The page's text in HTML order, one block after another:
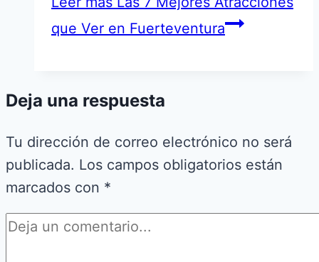
que Ver en Fuerteventura
Deja una respuesta
Tu dirección de correo electrónico no será
publicada. Los campos obligatorios están
marcados con *